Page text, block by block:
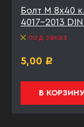
Болт М 8х40
4017-2013
под заказ
5,00 Р
В КОРЗИНУ